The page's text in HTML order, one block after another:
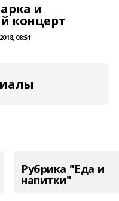
и
концерт
08:51
Рубрика "Еда и
напитки"